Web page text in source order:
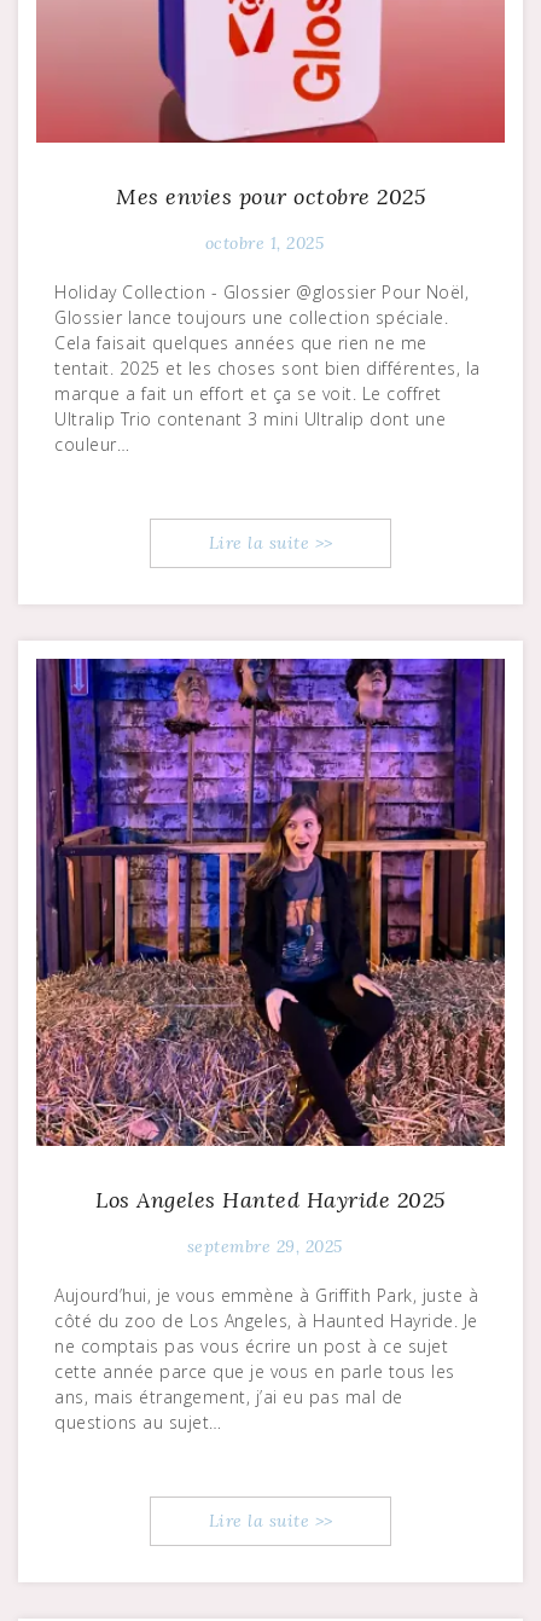
Mes envies pour octobre 2025
octobre 1, 2025
Holiday Collection - Glossier @glossier Pour Noël,
Glossier lance toujours une collection spéciale.
Cela faisait quelques années que rien ne me
tentait. 2025 et les choses sont bien différentes, la
marque a fait un effort et ça se voit. Le coffret
Ultralip Trio contenant 3 mini Ultralip dont une
couleur…
Lire la suite >>
Los Angeles Hanted Hayride 2025
septembre 29, 2025
Aujourd’hui, je vous emmène à Griffith Park, juste à
côté du zoo de Los Angeles, à Haunted Hayride. Je
ne comptais pas vous écrire un post à ce sujet
cette année parce que je vous en parle tous les
ans, mais étrangement, j’ai eu pas mal de
questions au sujet…
Lire la suite >>